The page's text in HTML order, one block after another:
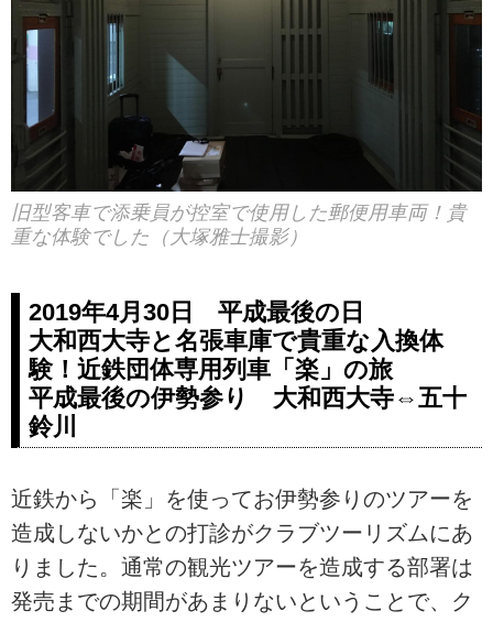
旧型客車で添乗員が控室で使用した郵便用車両！貴
重な体験でした（大塚雅士撮影）
2019年4月30日 平成最後の日
大和西大寺と名張車庫で貴重な入換体
験！近鉄団体専用列車「楽」の旅
平成最後の伊勢参り 大和西大寺⇔五十
鈴川
近鉄から「楽」を使ってお伊勢参りのツアーを
造成しないかとの打診がクラブツーリズムにあ
りました。通常の観光ツアーを造成する部署は
発売までの期間があまりないということで、ク